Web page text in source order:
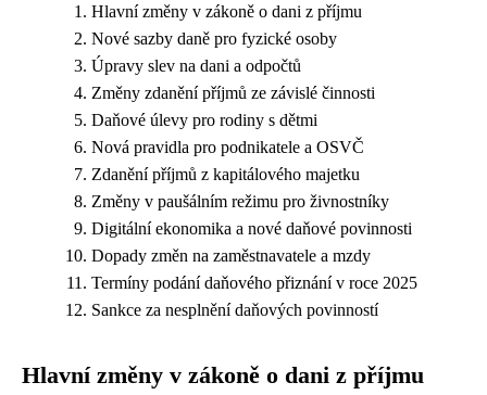
Hlavní změny v zákoně o dani z příjmu
Nové sazby daně pro fyzické osoby
Úpravy slev na dani a odpočtů
Změny zdanění příjmů ze závislé činnosti
Daňové úlevy pro rodiny s dětmi
Nová pravidla pro podnikatele a OSVČ
Zdanění příjmů z kapitálového majetku
Změny v paušálním režimu pro živnostníky
Digitální ekonomika a nové daňové povinnosti
Dopady změn na zaměstnavatele a mzdy
Termíny podání daňového přiznání v roce 2025
Sankce za nesplnění daňových povinností
Hlavní změny v zákoně o dani z příjmu